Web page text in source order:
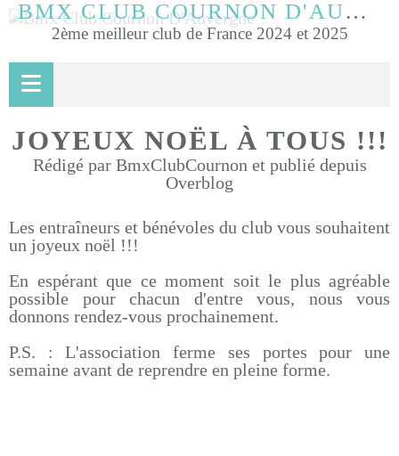
BMX CLUB COURNON D'AUVERGNE
2ème meilleur club de France 2024 et 2025
JOYEUX NOËL À TOUS !!!
Rédigé par BmxClubCournon et publié depuis
Overblog
Les entraîneurs et bénévoles du club vous souhaitent
un joyeux noël !!!
En espérant que ce moment soit le plus agréable
possible pour chacun d'entre vous, nous vous
donnons rendez-vous prochainement.
P.S. : L'association ferme ses portes pour une
semaine avant de reprendre en pleine forme.